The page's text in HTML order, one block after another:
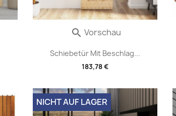
Schiebetür Mit Beschlag...
183,78 €
 Vorschau
NICHT AUF LAGER